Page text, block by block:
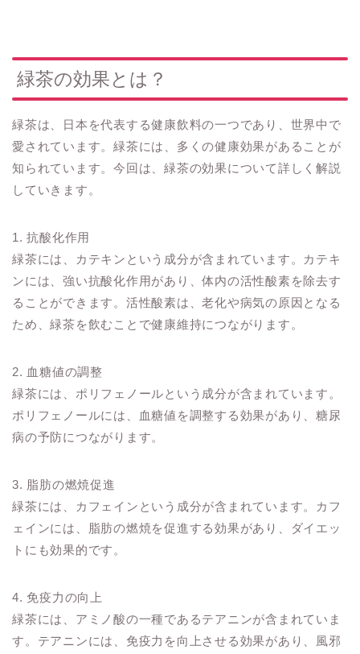
緑茶の効果とは？
緑茶は、日本を代表する健康飲料の一つであり、世界中で
愛されています。緑茶には、多くの健康効果があることが
知られています。今回は、緑茶の効果について詳しく解説
していきます。
1. 抗酸化作用
緑茶には、カテキンという成分が含まれています。カテキ
ンには、強い抗酸化作用があり、体内の活性酸素を除去す
ることができます。活性酸素は、老化や病気の原因となる
ため、緑茶を飲むことで健康維持につながります。
2. 血糖値の調整
緑茶には、ポリフェノールという成分が含まれています。
ポリフェノールには、血糖値を調整する効果があり、糖尿
病の予防につながります。
3. 脂肪の燃焼促進
緑茶には、カフェインという成分が含まれています。カフ
ェインには、脂肪の燃焼を促進する効果があり、ダイエッ
トにも効果的です。
4. 免疫力の向上
緑茶には、アミノ酸の一種であるテアニンが含まれていま
す。テアニンには、免疫力を向上させる効果があり、風邪